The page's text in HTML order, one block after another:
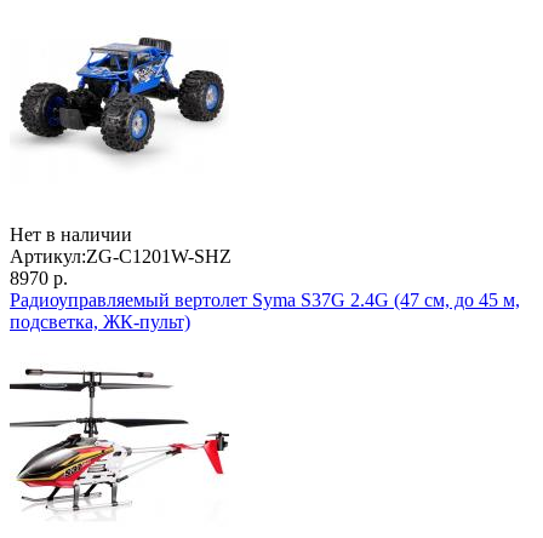
Нет в наличии
Артикул:ZG-C1201W-SHZ
8970 р.
Радиоуправляемый вертолет Syma S37G 2.4G (47 см, до 45 м,
подсветка, ЖК-пульт)